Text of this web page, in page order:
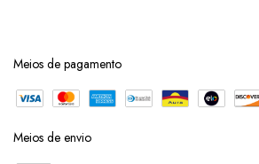
Meios de pagamento
Meios de envio